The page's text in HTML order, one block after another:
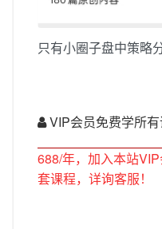
只有小圈子盘中策略
VIP会员免费学所
688/年，加入本站VIP
套课程，详询客服！